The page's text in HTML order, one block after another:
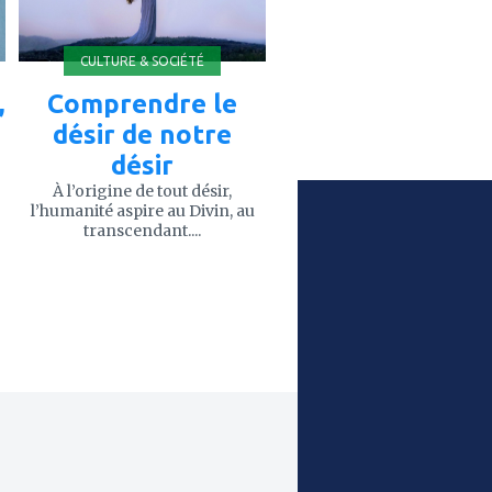
CULTURE & SOCIÉTÉ
Comprendre le
désir de notre
désir
À l’origine de tout désir,
l’humanité aspire au Divin, au
transcendant....